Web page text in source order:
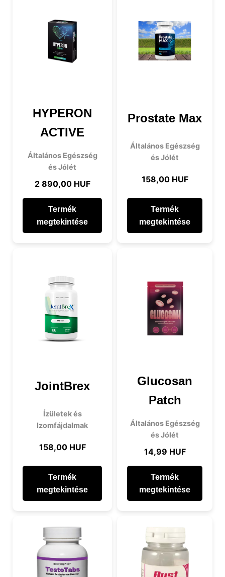
HYPERON
ACTIVE
Általános Egészség
és Jólét
2 890,00 HUF
Termék
megtekintése
Prostate Max
Általános Egészség
és Jólét
158,00 HUF
Termék
megtekintése
JointBrex
Ízületek és
Izomfájdalmak
158,00 HUF
Termék
megtekintése
Glucosan
Patch
Általános Egészség
és Jólét
14,99 HUF
Termék
megtekintése